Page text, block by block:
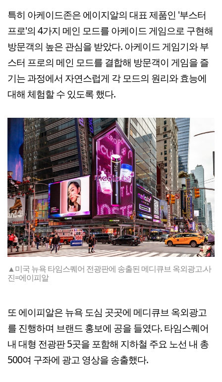
특히 아케이드존은 에이지알의 대표 제품인 '부스터
프로'의 4가지 메인 모드를 아케이드 게임으로 구현해
방문객의 높은 관심을 받았다. 아케이드 게임기와 부
스터 프로의 메인 모드를 결합해 방문객이 게임을 즐
기는 과정에서 자연스럽게 각 모드의 원리와 효능에
대해 체험할 수 있도록 했다.
▲미국 뉴욕 타임스퀘어 전광판에 송출된 메디큐브 옥외광고.사
진=에이피알
또 에이피알은 뉴욕 도심 곳곳에 메디큐브 옥외광고
를 진행하며 브랜드 홍보에 공을 들였다. 타임스퀘어
내 대형 전광판 5곳을 포함해 지하철 주요 노선 내 총
500여 구좌에 광고 영상을 송출했다.